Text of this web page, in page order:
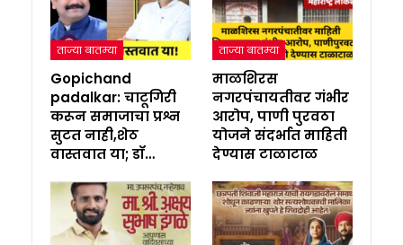
ताज्या बातम्या
Gopichand
padalkar: चाटूगिरी
करून समाजाचा प्रश्न
सुटत नाही,शेठ
वास्तवात या; डॉ…
ताज्या बातम्या
माळशिरस
नगरपंचायतीवर गंभीर
आरोप, पाणी पुरवठा
योजने संदर्भात माहिती
देण्यास टाळाटाळ